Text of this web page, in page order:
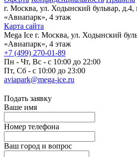
г. Москва, ул. Ходынский бульвар,
«Авиапарк», 4 этаж
Карта сайта
Mega Ice г. Москва, ул. Ходынский
«Авиапарк», 4 этаж
+7 (499) 270-01-89
Пн - Чт, Вс - с 10:00 до 22:00
Пт, Сб - с 10:00 до 23:00
aviapark@mega-ice.ru
Подать заявку
Ваше имя
Номер телефона
Ваш город и вопрос